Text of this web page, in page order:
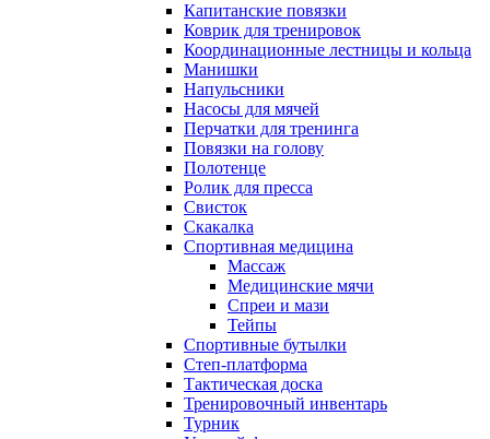
Капитанские повязки
Коврик для тренировок
Координационные лестницы и кольца
Манишки
Напульсники
Насосы для мячей
Перчатки для тренинга
Повязки на голову
Полотенце
Ролик для пресса
Свисток
Скакалка
Спортивная медицина
Массаж
Медицинские мячи
Спреи и мази
Тейпы
Спортивные бутылки
Степ-платформа
Тактическая доска
Тренировочный инвентарь
Турник